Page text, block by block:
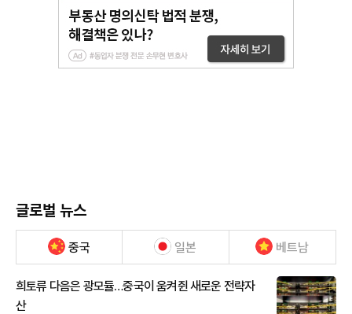
글로벌 뉴스
중국 일본 베트남
희토류 다음은 광모듈…중국이 움켜쥔 새로운 전략자
산